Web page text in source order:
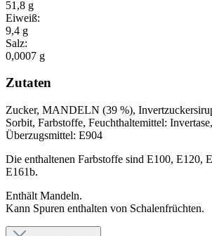
51,8 g
Eiweiß:
9,4 g
Salz:
0,0007 g
Zutaten
Zucker, MANDELN (39 %),
Sorbit, Farbstoffe, Feuchthaltemittel:
Überzugsmittel: E904
Die enthaltenen Farbstoffe sind E100, E120,
E161b.
Enthält Mandeln.
Kann Spuren enthalten von Schalenfrüchten.